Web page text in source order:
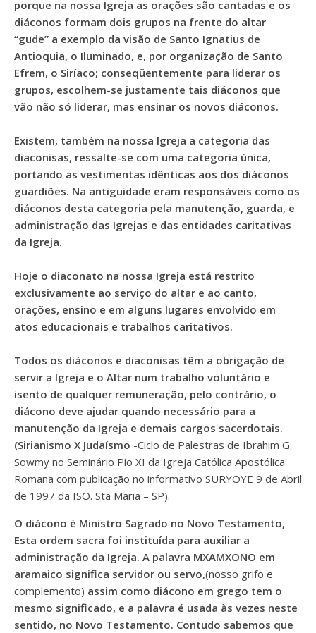
porque na nossa Igreja as orações são cantadas e os
diáconos formam dois grupos na frente do altar
“gude” a exemplo da visão de Santo Ignatius de
Antioquia, o Iluminado, e, por organização de Santo
Efrem, o Siríaco; conseqüentemente para liderar os
grupos, escolhem-se justamente tais diáconos que
vão não só liderar, mas ensinar os novos diáconos.
Existem, também na nossa Igreja a categoria das
diaconisas, ressalte-se com uma categoria única,
portando as vestimentas idênticas aos dos diáconos
guardiões. Na antiguidade eram responsáveis como os
diáconos desta categoria pela manutenção, guarda, e
administração das Igrejas e das entidades caritativas
da Igreja.
Hoje o diaconato na nossa Igreja está restrito
exclusivamente ao serviço do altar e ao canto,
orações, ensino e em alguns lugares envolvido em
atos educacionais e trabalhos caritativos.
Todos os diáconos e diaconisas têm a obrigação de
servir a Igreja e o Altar num trabalho voluntário e
isento de qualquer remuneração, pelo contrário, o
diácono deve ajudar quando necessário para a
manutenção da Igreja e demais cargos sacerdotais.
(Sirianismo X Judaísmo -Ciclo de Palestras de Ibrahim G.
Sowmy no Seminário Pio XI da Igreja Católica Apostólica
Romana com publicação no informativo SURYOYE 9 de Abril
de 1997 da ISO. Sta Maria – SP).
O diácono é Ministro Sagrado no Novo Testamento,
Esta ordem sacra foi instituída para auxiliar a
administração da Igreja. A palavra MXAMXONO em
aramaico significa servidor ou servo,(nosso grifo e
complemento) assim como diácono em grego tem o
mesmo significado, e a palavra é usada às vezes neste
sentido, no Novo Testamento. Contudo sabemos que